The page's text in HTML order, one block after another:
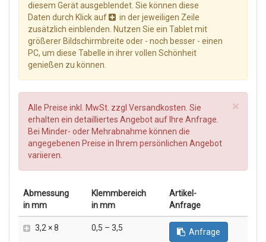
diesem Gerät ausgeblendet. Sie können diese
Daten durch Klick auf
in der jeweiligen Zeile
zusätzlich einblenden. Nutzen Sie ein Tablet mit
größerer Bildschirmbreite oder - noch besser - einen
PC, um diese Tabelle in ihrer vollen Schönheit
genießen zu können.
×
Alle Preise inkl. MwSt. zzgl Versandkosten. Sie
erhalten ein detailliertes Angebot auf Ihre Anfrage.
Bei Minder- oder Mehrabnahme können die
angegebenen Preise in Ihrem persönlichen Angebot
variieren.
Abmessung
in mm
Klemm­bereich
in mm
Artikel-
Anfrage
3,2 × 8 0,5 – 3,5 Anfrage